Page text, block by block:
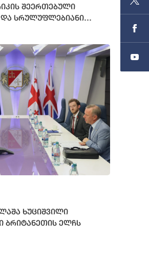
შეერთებული
და სრულუფლებიანი
ხუციშვილი
ბრიტანეთის ელჩს